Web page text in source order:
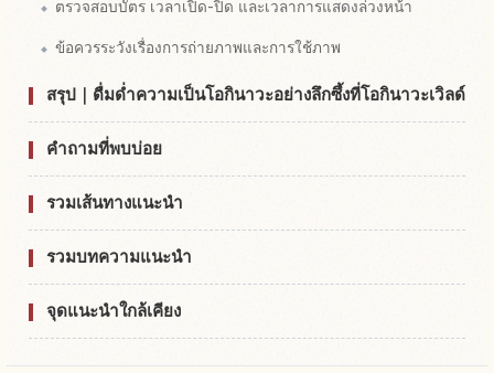
ตรวจสอบบัตร เวลาเปิด-ปิด และเวลาการแสดงล่วงหน้า
ข้อควรระวังเรื่องการถ่ายภาพและการใช้ภาพ
สรุป｜ดื่มด่ำความเป็นโอกินาวะอย่างลึกซึ้งที่โอกินาวะเวิลด์
คำถามที่พบบ่อย
รวมเส้นทางแนะนำ
รวมบทความแนะนำ
จุดแนะนำใกล้เคียง